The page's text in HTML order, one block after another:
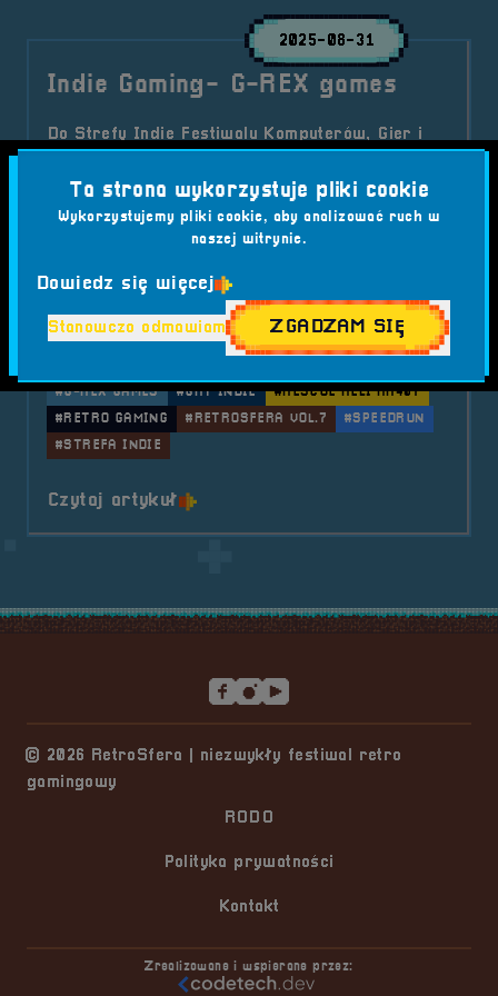
2025-08-31
Indie Gaming- G-REX games
Do Strefy Indie Festiwalu Komputerów, Gier i
z Białegostoku! Twórca zaprezentuje swój
solowy projekt Rescue Heli RH407 – retro-
inspirowaną grę o pilotażu helikoptera,
Aktualności Indie Gaming RetroSfera vol. 7
#G-REX GAMES
#GRY INDIE
#RESCUE HELI RH407
#RETRO GAMING
#RETROSFERA VOL.7
#SPEEDRUN
#STREFA INDIE
Czytaj artykuło tytule Indie Gaming- G-REX
© 2026 RetroSfera | niezwykły festiwal retro
gamingowy
RODO
Polityka prywatności
Kontakt
Zrealizowane i wspierane przez:
Ta strona wykorzystuje pliki cookie
Wykorzystujemy pliki cookie, aby analizować ruch w
naszej witrynie.
Dowiedz się więcej
Stanowczo odmawiam ZGADZAM SIĘ